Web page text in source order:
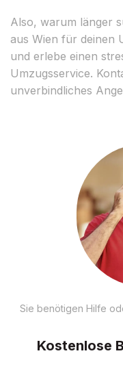
Also, warum länger
aus Wien für deinen
und erlebe einen
Umzugsservice.
unverbindliches
Sie benötigen Hilfe
Kostenlose